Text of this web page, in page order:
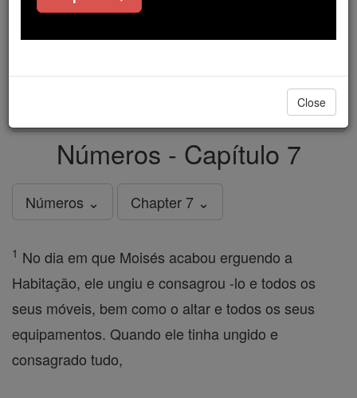
families worldwide. Our founders, now in their 70's,
and keep Catholic education free for all. Stand with us
Números - Capítulo 7
Números ⌄ Chapter 7 ⌄
1 No dia em que Moisés acabou erguendo a
Habitação, ele ungiu e consagrou -lo e todos os
seus móveis, bem como o altar e todos os seus
equipamentos. Quando ele tinha ungido e
consagrado tudo,
Close